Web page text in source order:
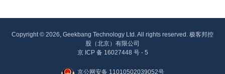
Copyright © 2026, Geekbang Technology Ltd. All rights reserved. 极客邦控
股（北京）有限公司
京 ICP 备 16027448 号 - 5
京公网安备 11010502039052号